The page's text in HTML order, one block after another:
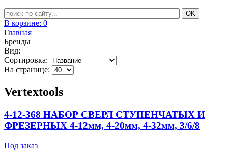
В корзине: 0
Главная
Бренды
Вид:
Сортировка:
На странице:
Vertextools
4-12-368 НАБОР СВЕРЛ СТУПЕНЧАТЫХ И
ФРЕЗЕРНЫХ 4-12мм, 4-20мм, 4-32мм, 3/6/8
Под заказ